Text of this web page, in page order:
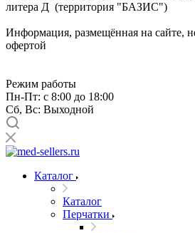
литера Д (территория "БАЗИС")
Информация, размещённая на сайте,
офертой
Режим работы
Пн-Пт: с 8:00 до 18:00
Сб, Вс: Выходной
Каталог
Каталог
Перчатки